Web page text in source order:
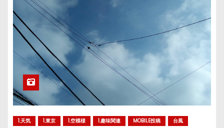
1.天気 1.東京 1.空模様 1.趣味関連 MOBILE投稿 台風